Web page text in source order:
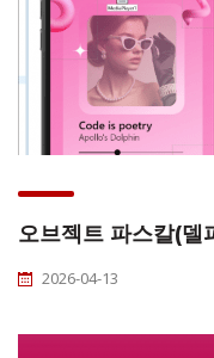
오브젝트 파스칼(델
2026-04-13